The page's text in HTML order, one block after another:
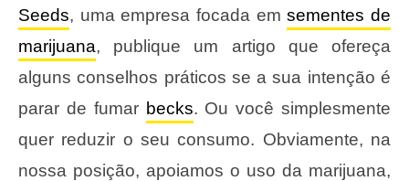
Seeds, uma empresa focada emsementes de
marijuana, publique um artigo que ofereça
alguns conselhos práticos se a sua intenção é
parar de fumar becks. Ou você simplesmente
quer reduzir o seu consumo. Obviamente, na
nossa posição, apoiamos o uso da marijuana,